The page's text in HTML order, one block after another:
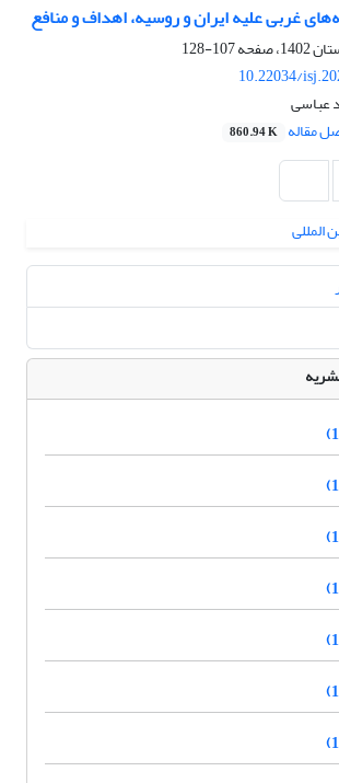
غربی علیه ایران و روسیه، اهداف و منافع
107-128
10.22034/
عباسی
مقاله 860.94 K